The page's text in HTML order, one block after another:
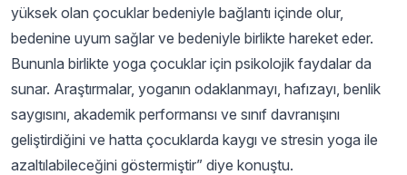
yüksek olan çocuklar bedeniyle bağlantı içinde olur,
bedenine uyum sağlar ve bedeniyle birlikte hareket eder.
Bununla birlikte yoga çocuklar için psikolojik faydalar da
sunar. Araştırmalar, yoganın odaklanmayı, hafızayı, benlik
saygısını, akademik performansı ve sınıf davranışını
geliştirdiğini ve hatta çocuklarda kaygı ve stresin yoga ile
azaltılabileceğini göstermiştir” diye konuştu.